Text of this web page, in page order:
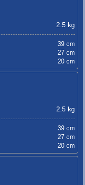
2.5 kg
39 cm
27 cm
20 cm
2.5 kg
39 cm
27 cm
20 cm